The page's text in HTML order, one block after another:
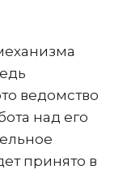
ведомство
над его
принято в